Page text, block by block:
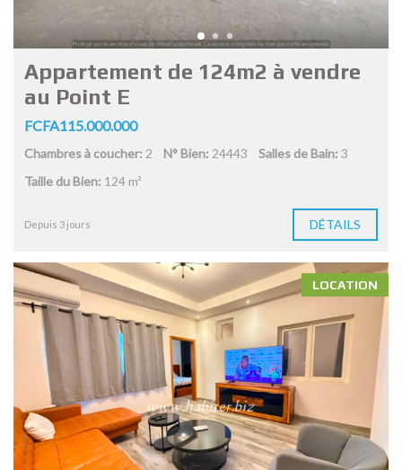
Appartement de 124m2 à vendre
au Point E
FCFA115.000.000
Chambres à coucher: 2 N° Bien: 24443 Salles de Bain: 3
Taille du Bien: 124 m²
Depuis 3 jours DÉTAILS
LOCATION